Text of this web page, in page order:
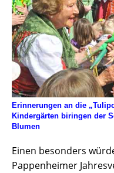
Erinnerungen an die
Kindergärten biringen der
Blumen
Einen besonders
Pappenheimer